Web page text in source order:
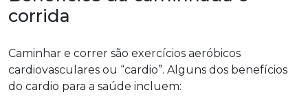
corrida
Caminhar e correr são exercícios aeróbicos
cardiovasculares ou “cardio”. Alguns dos benefícios
do cardio para a saúde incluem: